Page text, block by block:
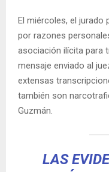
El miércoles, el jurado
por razones
asociación ilícita para
mensaje enviado al
extensas
también son
Guzmán.
LAS